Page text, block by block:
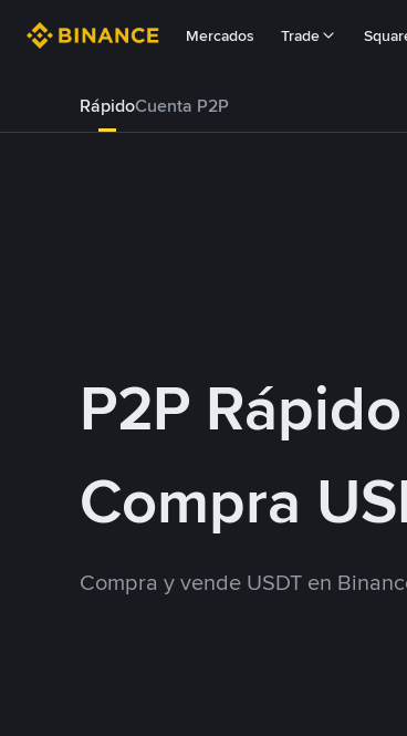
Mercados Trade
RápidoCuenta P2P
P2P Rápido
Compra
Compra y vende USDT en